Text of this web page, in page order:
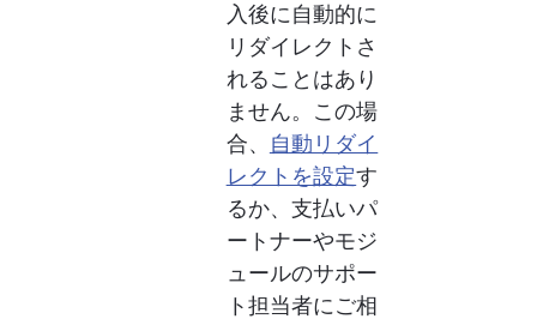
入後に自動的に
リダイレクトさ
れることはあり
ません。この場
合、
自動リダイ
レクトを設定す
るか、支払いパ
ートナーやモジ
ュールのサポー
ト担当者にご相